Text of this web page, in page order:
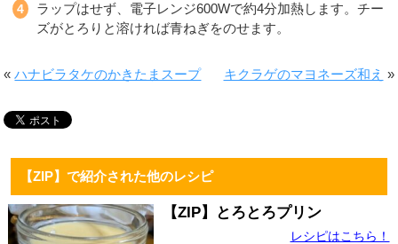
ラップはせず、電子レンジ600Wで約4分加熱します。チー
ズがとろりと溶ければ青ねぎをのせます。
«ハナビラタケのかきたまスープ キクラゲのマヨネーズ和え »
【ZIP】で紹介された他のレシピ
【ZIP】とろとろプリン
レシピはこちら！